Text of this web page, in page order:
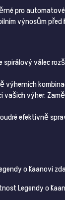
pro
výnosům před
spirálový válec
vašich výher.
efektivně
o Kaanovi
Legendy o